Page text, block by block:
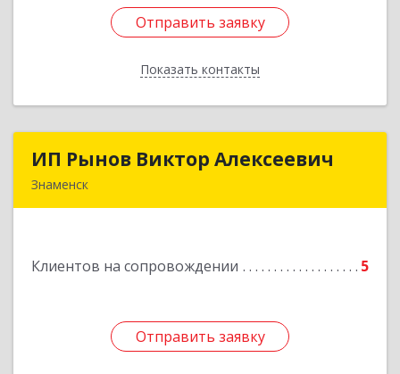
Отправить заявку
Показать контакты
Отправить заявку
Назад
ИП Рынов Виктор Алексеевич
Знаменск
Клиентов на сопровождении 5
Отправить заявку
ИП Рынов Виктор Алексеевич
Отправить заявку